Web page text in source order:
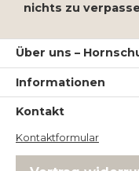
nichts zu
Über uns –
Informationen
Kontakt
Kontaktformular